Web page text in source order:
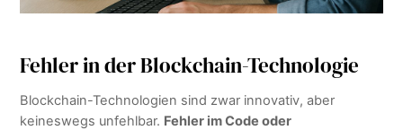
Fehler in der Blockchain-Technologie
Blockchain-Technologien sind zwar innovativ, aber
keineswegs unfehlbar. Fehler im Code oder